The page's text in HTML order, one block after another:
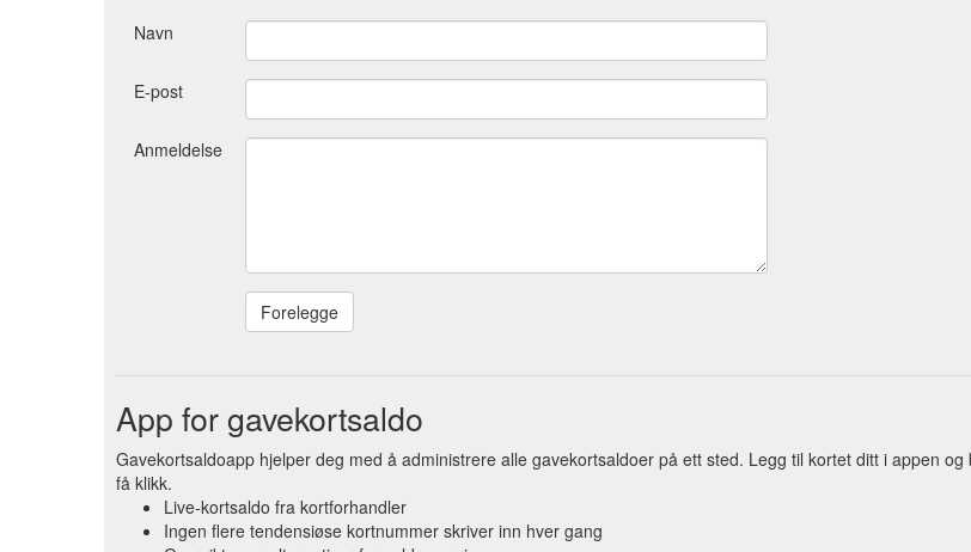
Navn
E-post
Anmeldelse
App for gavekortsaldo
Gavekortsaldoapp hjelper deg med å administrere alle gavekortsaldoer på ett sted. Legg til kortet ditt i appen
få klikk.
Live-kortsaldo fra kortforhandler
Ingen flere tendensiøse kortnummer skriver inn hver gang